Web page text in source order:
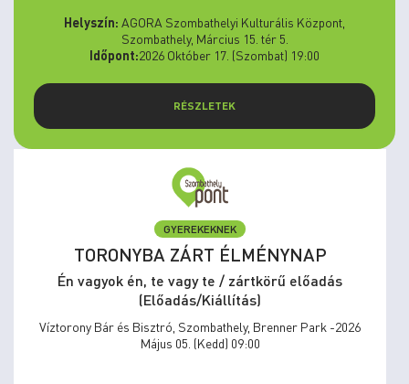
Helyszín: AGORA Szombathelyi Kulturális Központ,
Szombathely, Március 15. tér 5.
Időpont:2026 Október 17. (Szombat) 19:00
RÉSZLETEK
GYEREKEKNEK
TORONYBA ZÁRT ÉLMÉNYNAP
Én vagyok én, te vagy te / zártkörű előadás
(Előadás/Kiállítás)
Víztorony Bár és Bisztró, Szombathely, Brenner Park -2026
Május 05. (Kedd) 09:00